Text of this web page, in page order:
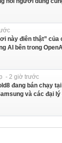
này điên thật”
AI bên trong
- 2 giờ trước
đang bán chạy
và các đại